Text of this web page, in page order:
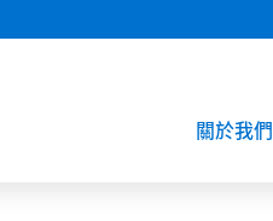
關於我們